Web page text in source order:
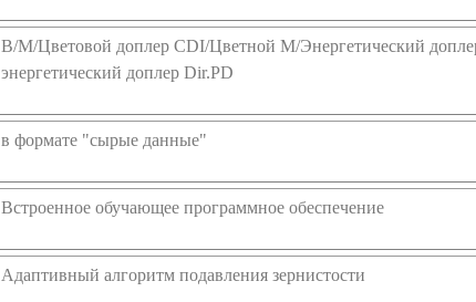
B/M/Цветовой доплер CDI/Цветной M/Энергетический
энергетический доплер Dir.PD
в формате "сырые данные"
Встроенное обучающее программное обеспечение
Адаптивный алгоритм подавления зернистости